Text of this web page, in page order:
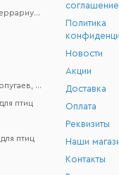
Клетки, вольеры и террариумы
Игрушки для птиц: попугаев, канареек и др.
птиц
птиц
соглашение
Политика
Новости
Акции
Доставка
Оплата
Реквизиты
Наши
Контакты